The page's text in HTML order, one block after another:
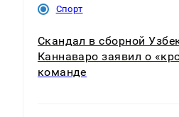
Спорт
Скандал в сборной
Каннаваро заявил о
команде